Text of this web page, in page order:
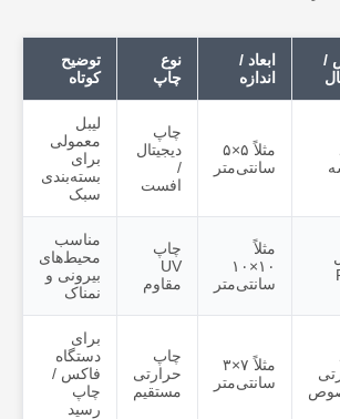
/
ابعاد /
اندازه
نوع
چاپ
توضیح
کوتاه
مثلاً ۵×۵
سانتی‌متر
چاپ
دیجیتال
/
افست
لیبل
معمولی
برای
بسته‌بندی
سبک
مثلاً
۱۰×۱۰
سانتی‌متر
چاپ
UV
مقاوم
مناسب
محیط‌های
بیرونی و
نمناک
مثلاً ۷×۳
سانتی‌متر
چاپ
حرارتی
مستقیم
برای
دستگاه
فاکس /
چاپ
رسید